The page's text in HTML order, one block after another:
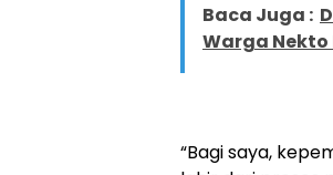
Baca Juga :
Warga
“Bagi saya,